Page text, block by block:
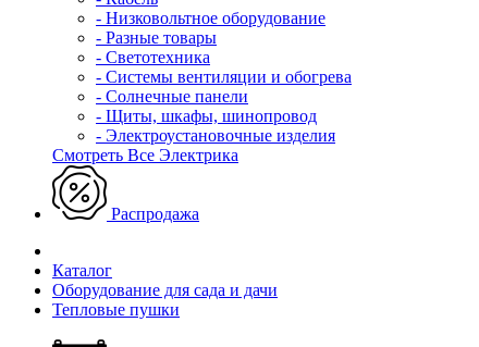
- Низковольтное оборудование
- Разные товары
- Светотехника
- Системы вентиляции и обогрева
- Солнечные панели
- Щиты, шкафы, шинопровод
- Электроустановочные изделия
Смотреть Все Электрика
Распродажа
Каталог
Оборудование для сада и дачи
Тепловые пушки